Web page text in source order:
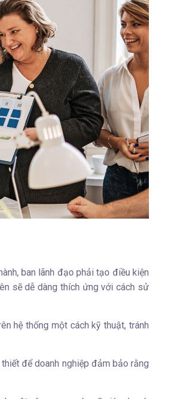
ban lãnh đạo phải tạo điều kiện
sẽ dễ dàng thích ứng với cách sử
hệ thống một cách kỹ thuật, tránh
để doanh nghiệp đảm bảo rằng